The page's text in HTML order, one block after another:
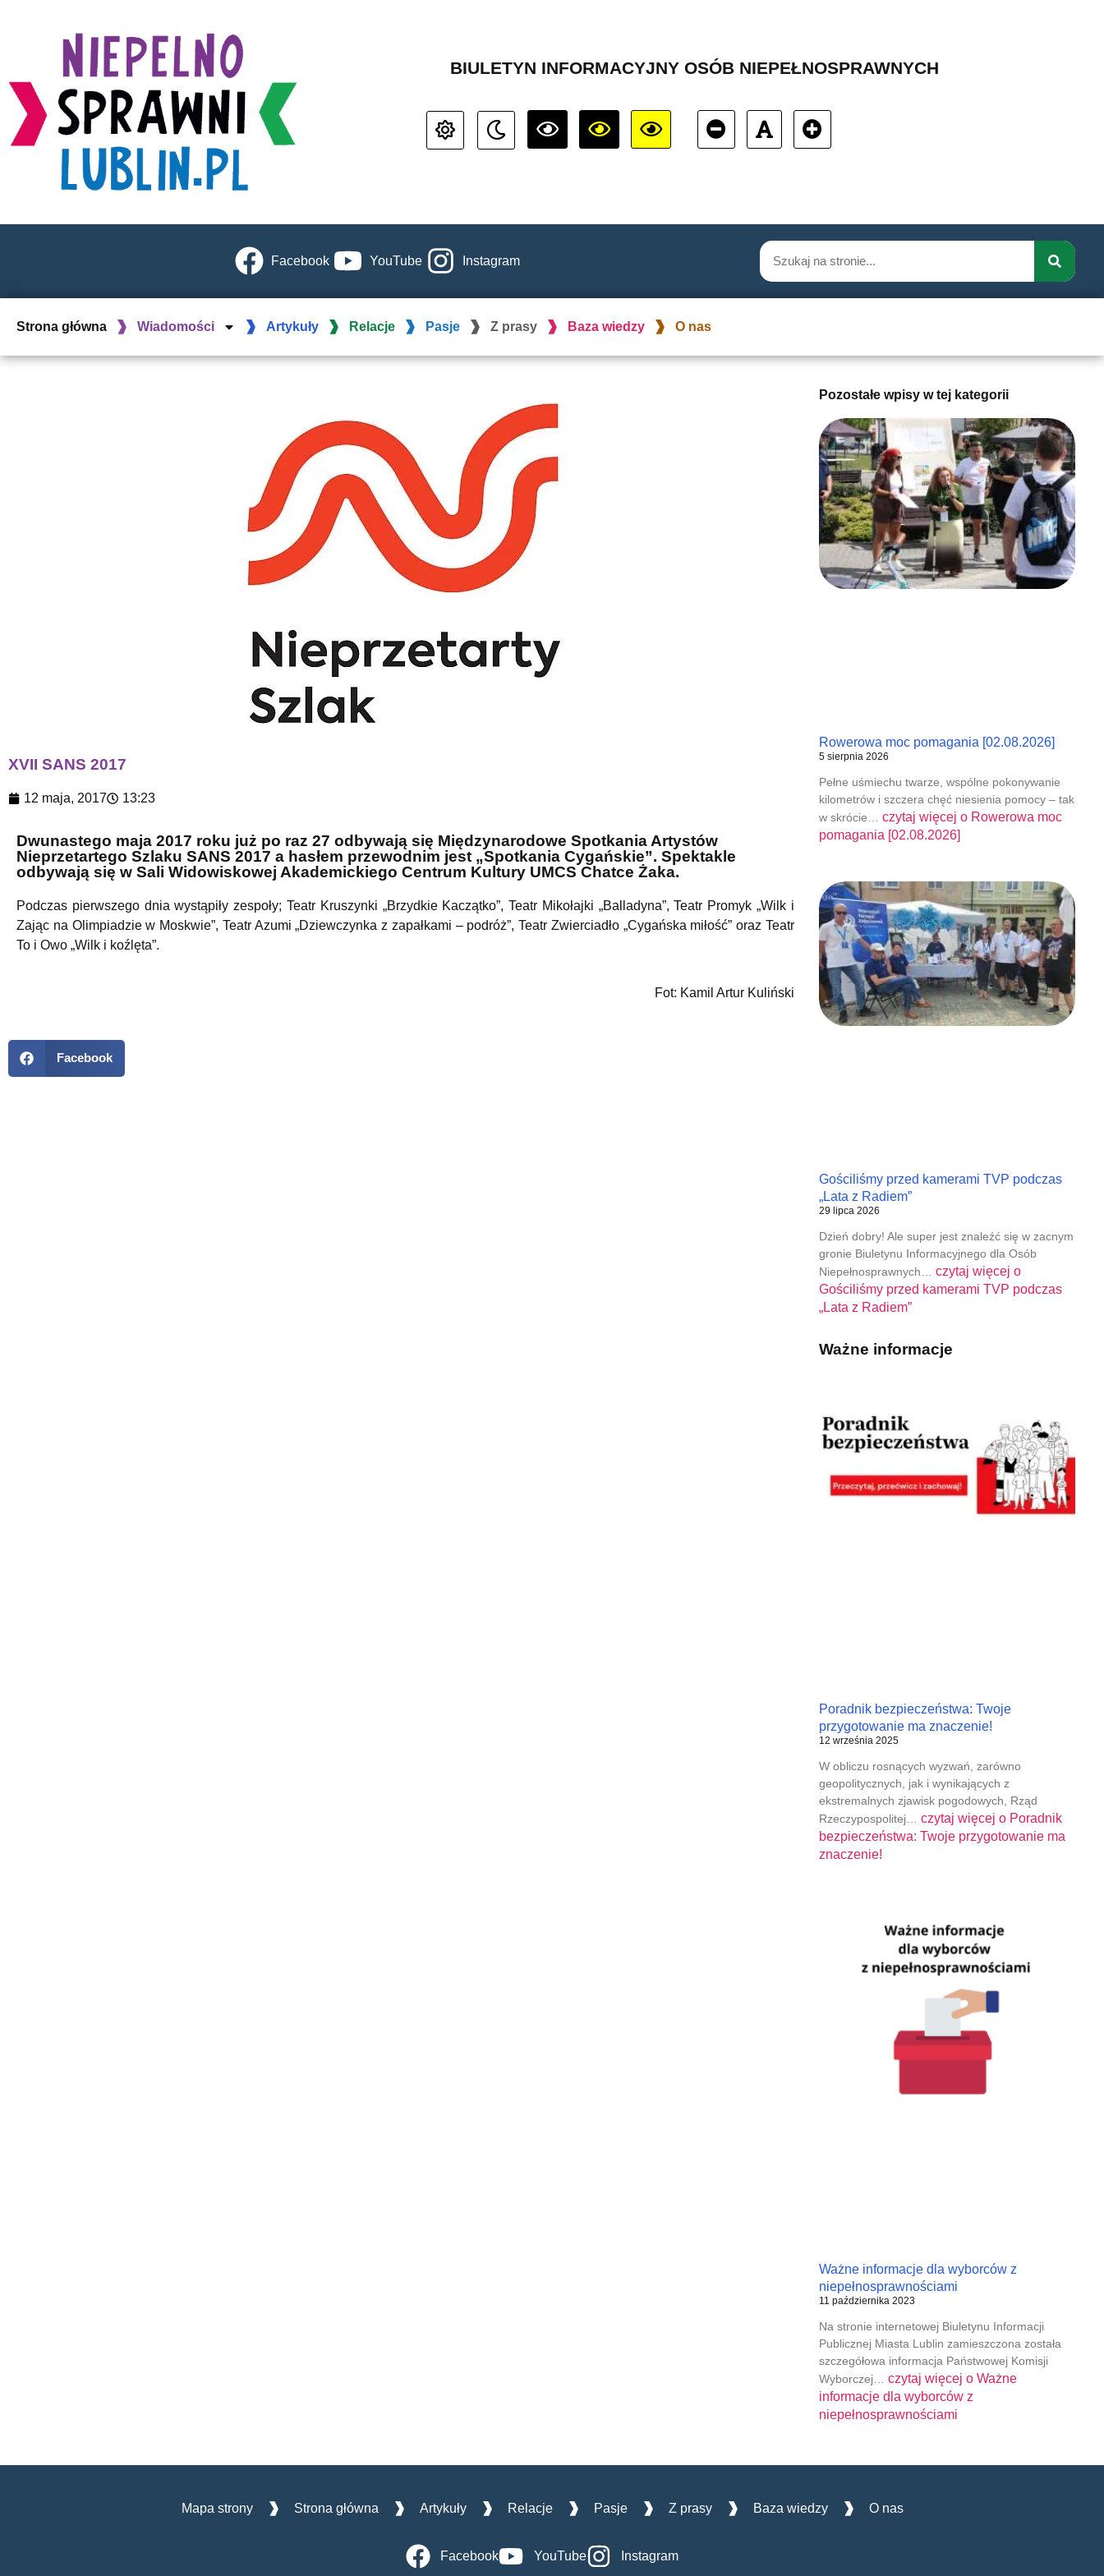
BIULETYN INFORMACYJNY OSÓB NIEPEŁNOSPRAWNYCH
Facebook YouTube Instagram
Strona główna Wiadomości Artykuły Relacje Pasje Z prasy Baza wiedzy O nas
XVII SANS 2017
12 maja, 2017 13:23
Dwunastego maja 2017 roku już po raz 27 odbywają się Międzynarodowe Spotkania Artystów
Nieprzetartego Szlaku SANS 2017 a hasłem przewodnim jest „Spotkania Cygańskie”. Spektakle
odbywają się w Sali Widowiskowej Akademickiego Centrum Kultury UMCS Chatce Żaka.
Podczas pierwszego dnia wystąpiły zespoły; Teatr Kruszynki „Brzydkie Kaczątko”, Teatr Mikołajki „Balladyna”, Teatr Promyk „Wilk i
Zając na Olimpiadzie w Moskwie”, Teatr Azumi „Dziewczynka z zapałkami – podróż”, Teatr Zwierciadło „Cygańska miłość” oraz Teatr
To i Owo „Wilk i koźlęta”.
Fot: Kamil Artur Kuliński
Facebook
Pozostałe wpisy w tej kategorii
Rowerowa moc pomagania [02.08.2026]
5 sierpnia 2026
Pełne uśmiechu twarze, wspólne pokonywanie
kilometrów i szczera chęć niesienia pomocy – tak
w skrócie… czytaj więcej oRowerowa moc
pomagania [02.08.2026]
Gościliśmy przed kamerami TVP podczas
„Lata z Radiem”
29 lipca 2026
Dzień dobry! Ale super jest znaleźć się w zacnym
gronie Biuletynu Informacyjnego dla Osób
Niepełnosprawnych… czytaj więcej o
Gościliśmy przed kamerami TVP podczas
„Lata z Radiem”
Ważne informacje
Poradnik bezpieczeństwa: Twoje
przygotowanie ma znaczenie!
12 września 2025
W obliczu rosnących wyzwań, zarówno
geopolitycznych, jak i wynikających z
ekstremalnych zjawisk pogodowych, Rząd
Rzeczypospolitej… czytaj więcej oPoradnik
bezpieczeństwa: Twoje przygotowanie ma
znaczenie!
Ważne informacje dla wyborców z
niepełnosprawnościami
11 października 2023
Na stronie internetowej Biuletynu Informacji
Publicznej Miasta Lublin zamieszczona została
szczegółowa informacja Państwowej Komisji
Wyborczej… czytaj więcej oWażne
informacje dla wyborców z
niepełnosprawnościami
Mapa strony Strona główna Artykuły Relacje Pasje Z prasy Baza wiedzy O nas
Facebook YouTube Instagram